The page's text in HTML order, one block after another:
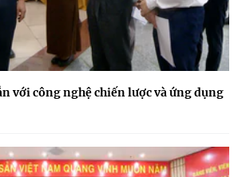
với công nghệ chiến lược và ứng dụng